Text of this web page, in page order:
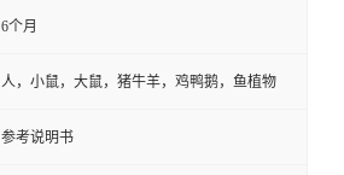
6个月
人，小鼠，大鼠，猪牛羊，鸡鸭鹅，鱼植物
参考说明书